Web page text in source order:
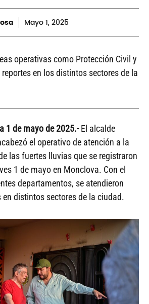
Mayo1, 2025
operativas como Protección Civil y
en los distintos sectores de la
1 de mayo de2025.-El alcalde
el operativo de atención a la
las fuertes lluvias que se registraron
1 de mayo en Monclova. Con el
departamentos, se atendieron
en distintos sectores de la ciudad.